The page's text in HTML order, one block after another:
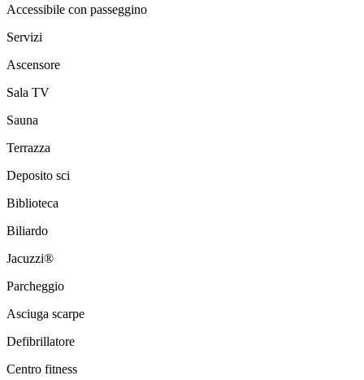
Accessibile con passeggino
Servizi
Ascensore
Sala TV
Sauna
Terrazza
Deposito sci
Biblioteca
Biliardo
Jacuzzi®
Parcheggio
Asciuga scarpe
Defibrillatore
Centro fitness